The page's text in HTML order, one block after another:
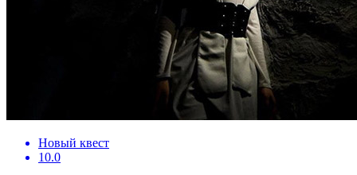
Новый квест
10.0